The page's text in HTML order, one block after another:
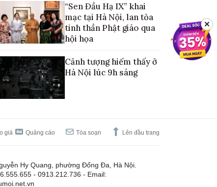
“Sen Đầu Hạ IX” khai
mạc tại Hà Nội, lan tỏa
tinh thần Phật giáo qua
hội họa
Cảnh tượng hiếm thấy ở
Hà Nội lúc 9h sáng
giá Quảng cáo Tòa soạn Lên đầu trang
Hy Quang, phường Đống Đa, Hà Nội.
- 0913.212.736 - Email:
✕